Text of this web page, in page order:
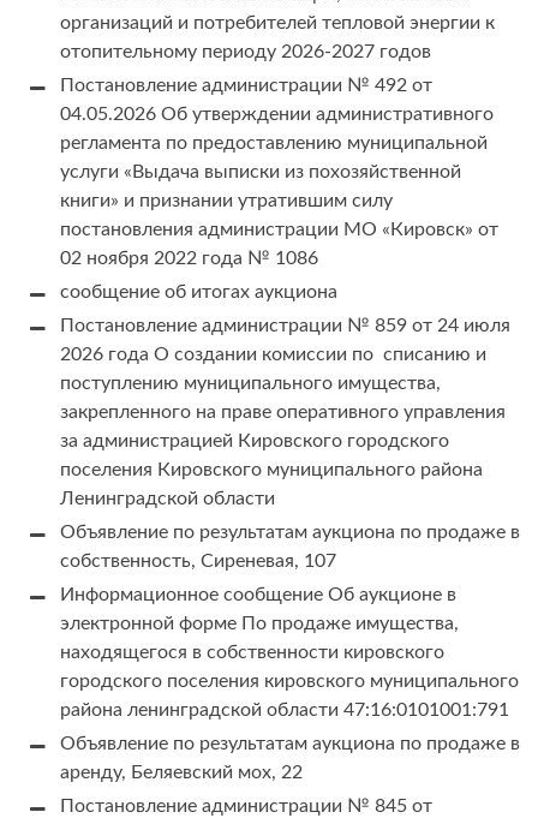
организаций и потребителей тепловой энергии к
отопительному периоду 2026-2027 годов
Постановление администрации № 492 от
04.05.2026 Об утверждении административного
регламента по предоставлению муниципальной
услуги «Выдача выписки из похозяйственной
книги» и признании утратившим силу
постановления администрации МО «Кировск» от
02 ноября 2022 года № 1086
сообщение об итогах аукциона
Постановление администрации № 859 от 24 июля
2026 года О создании комиссии по списанию и
поступлению муниципального имущества,
закрепленного на праве оперативного управления
за администрацией Кировского городского
поселения Кировского муниципального района
Ленинградской области
Объявление по результатам аукциона по продаже в
собственность, Сиреневая, 107
Информационное сообщение Об аукционе в
электронной форме По продаже имущества,
находящегося в собственности кировского
городского поселения кировского муниципального
района ленинградской области 47:16:0101001:791
Объявление по результатам аукциона по продаже в
аренду, Беляевский мох, 22
Постановление администрации № 845 от